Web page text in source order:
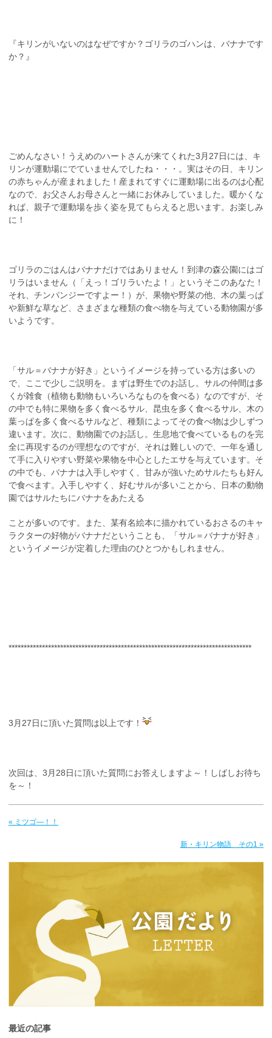
『キリンがいないのはなぜですか？ゴリラのゴハンは、バナナです
か？』
ごめんなさい！うえめのハートさんが来てくれた3月27日には、キ
リンが運動場にでていませんでしたね・・・。実はその日、キリン
の赤ちゃんが産まれました！産まれてすぐに運動場に出るのは心配
なので、お父さんお母さんと一緒にお休みしていました。暖かくな
れば、親子で運動場を歩く姿を見てもらえると思います。お楽しみ
に！
ゴリラのごはんはバナナだけではありません！到津の森公園にはゴ
リラはいません（「えっ！ゴリラいたよ！」というそこのあなた！
それ、チンパンジーですよー！）が、果物や野菜の他、木の葉っぱ
や新鮮な草など、さまざまな種類の食べ物を与えている動物園が多
いようです。
「サル＝バナナが好き」というイメージを持っている方は多いの
で、ここで少しご説明を。まずは野生でのお話し。サルの仲間は多
くが雑食（植物も動物もいろいろなものを食べる）なのですが、そ
の中でも特に果物を多く食べるサル、昆虫を多く食べるサル、木の
葉っぱを多く食べるサルなど、種類によってその食べ物は少しずつ
違います。次に、動物園でのお話し。生息地で食べているものを完
全に再現するのが理想なのですが、それは難しいので、一年を通し
て手に入りやすい野菜や果物を中心としたエサを与えています。そ
の中でも、バナナは入手しやすく、甘みが強いためサルたちも好ん
で食べます。入手しやすく、好むサルが多いことから、日本の動物
園ではサルたちにバナナをあたえる
ことが多いのです。また、某有名絵本に描かれているおさるのキャ
ラクターの好物がバナナだということも、「サル＝バナナが好き」
というイメージが定着した理由のひとつかもしれません。
********************************************************************************
3月27日に頂いた質問は以上です！
次回は、3月28日に頂いた質問にお答えしますよ～！しばしお待ち
を～！
« ミツゴ―！！
新・キリン物語 その1 »
最近の記事